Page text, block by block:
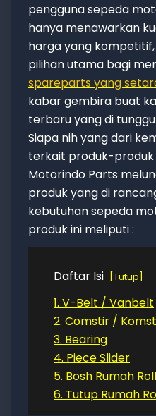
pengguna sepeda
hanya menawarkan
harga yang
pilihan utama bagi
spareparts yang
kabar gembira buat
terbaru yang di
Siapa nih yang dari
terkait produk-produk
Motorindo Parts
produk yang di
kebutuhan sepeda
produk ini meliputi :
Daftar Isi Tutup
1. V-Belt / Vanbelt
2. Comstir /
3. Bearing
4. Piece Slider
5. Bosh Rumah
6. Tutup Rumah